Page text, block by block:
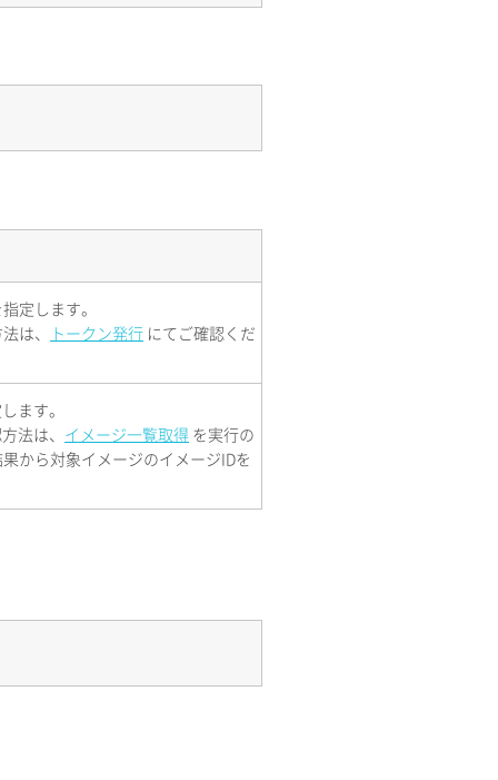
定します。
は、
トークン発行 にてご確認くだ
ます。
法は、 イメージ一覧取得 を実行の
から対象イメージのイメージIDを